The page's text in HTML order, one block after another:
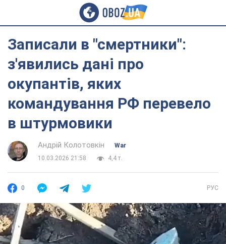
Записали в "смертники":
з'явились дані про
окупантів, яких
командування РФ перевело
в штурмовики
Андрій Колотовкін
War
10.03.2026 21:58
4,4 т.
0 РУС